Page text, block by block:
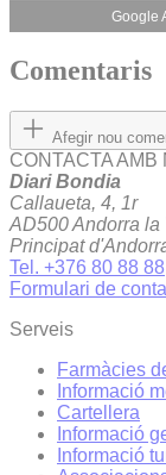
Google
Comentaris
Afegir nou
CONTACTA AMB
Diari Bondia
Callaueta, 4, 1r
AD500 Andorra la
Principat
Tel. +376 80 88 88
Formulari de
Serveis
Farmàcies
Informació
Cartellera
Informació
Informació